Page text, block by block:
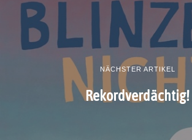
NÄCHSTER ARTIKEL
Rekordverdächtig!